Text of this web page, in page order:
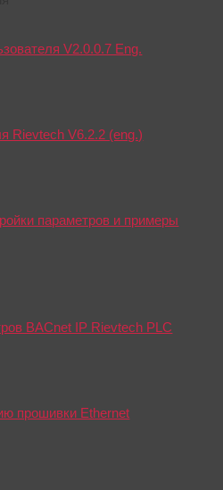
V2.0.0.7 Eng.
Rievtech V6.2.2 (eng.)
параметров и примеры
BACnet IP Rievtech PLC
прошивки Ethernet